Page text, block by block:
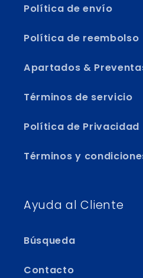
Política de envío
Política de reembolso
Apartados &
Términos de servicio
Política de Privacidad
Términos y
Ayuda al Cliente
Búsqueda
Contacto